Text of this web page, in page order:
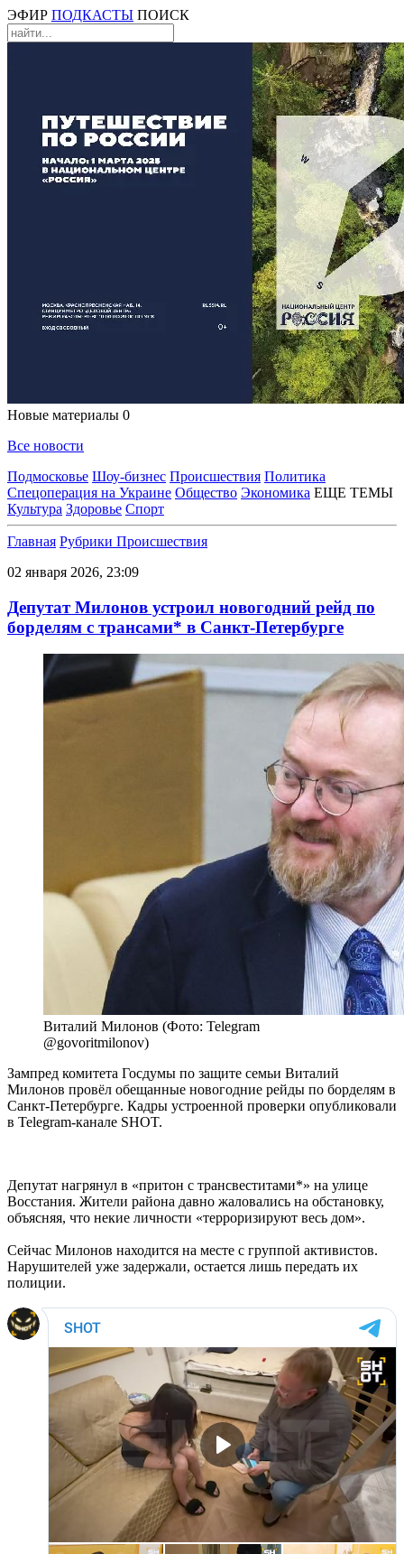
ЭФИР ПОДКАСТЫ ПОИСК
Новые материалы 0
Все новости
Подмосковье Шоу-бизнес Происшествия Политика
Спецоперация на Украине Общество Экономика ЕЩЕ ТЕМЫ
Культура Здоровье Спорт
Главная Рубрики Происшествия
02 января 2026, 23:09
Депутат Милонов устроил новогодний рейд по
борделям с трансами* в Санкт-Петербурге
Виталий Милонов (Фото: Telegram
@govoritmilonov)
Зампред комитета Госдумы по защите семьи Виталий
Милонов провёл обещанные новогодние рейды по борделям в
Санкт-Петербурге. Кадры устроенной проверки опубликовали
в Telegram-канале SHOT.
Депутат нагрянул в «притон с трансвеститами*» на улице
Восстания. Жители района давно жаловались на обстановку,
объясняя, что некие личности «терроризируют весь дом».
Сейчас Милонов находится на месте с группой активистов.
Нарушителей уже задержали, остается лишь передать их
полиции.